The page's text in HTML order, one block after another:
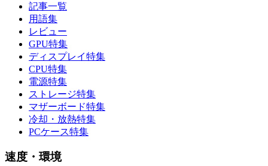
記事一覧
用語集
レビュー
GPU特集
ディスプレイ特集
CPU特集
電源特集
ストレージ特集
マザーボード特集
冷却・放熱特集
PCケース特集
速度・環境